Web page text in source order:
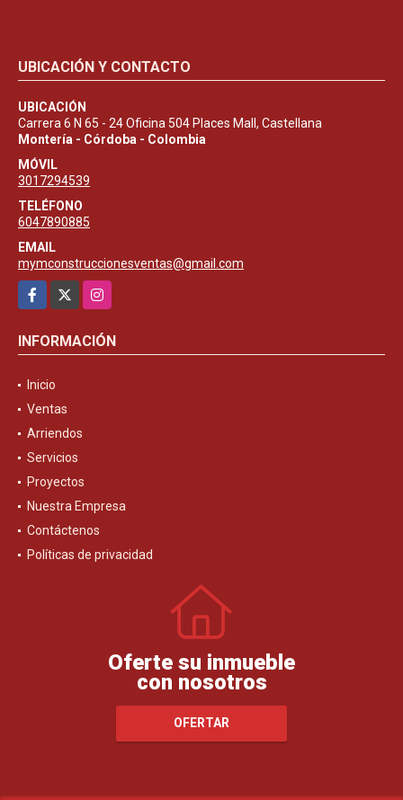
UBICACIÓN Y CONTACTO
UBICACIÓN
Carrera 6 N 65 - 24 Oficina 504 Places Mall, Castellana
Montería - Córdoba - Colombia
MÓVIL
3017294539
TELÉFONO
6047890885
EMAIL
mymconstruccionesventas@gmail.com
Facebook
Instagram
INFORMACIÓN
Inicio
Ventas
Arriendos
Servicios
Proyectos
Nuestra Empresa
Contáctenos
Políticas de privacidad
Oferte su inmueble
con nosotros
OFERTAR